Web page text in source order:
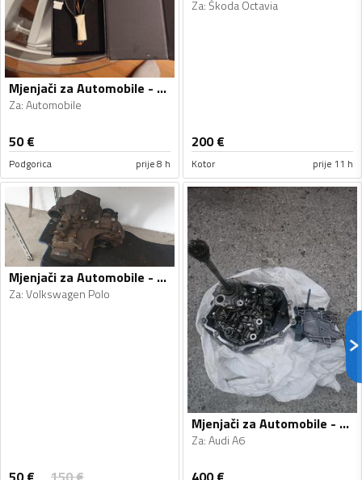
Mjenjači za Automobile - Automobile - Univerzalno
Za:Automobile
50€
Podgorica prije 8 h
Za:Škoda Octavia
200€
Kotor prije 11 h
Mjenjači za Automobile - Volkswagen - Polo - 2010
Za:Volkswagen Polo
Mjenjači za Automobile - Audi - A6 - 2010
Za:Audi A6